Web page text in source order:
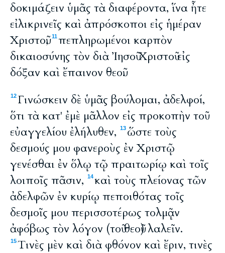
δοκιμάζειν ὑμᾶς τὰ διαφέροντα, ἵνα ἦτε
εἰλικρινεῖς καὶ ἀπρόσκοποι εἰς ἡμέραν
Χριστοῦ,11πεπληρωμένοι καρπὸν
δικαιοσύνης τὸν διὰ Ἰησοῦ Χριστοῦ εἰς
δόξαν καὶ ἔπαινον θεοῦ.
12 Γινώσκειν δὲ ὑμᾶς βούλομαι, ἀδελφοί,
ὅτι τὰ κατ' ἐμὲ μᾶλλον εἰς προκοπὴν τοῦ
εὐαγγελίου ἐλήλυθεν,
13 ὥστε τοὺς
δεσμούς μου φανεροὺς ἐν Χριστῷ
γενέσθαι ἐν ὅλῳ τῷ πραιτωρίῳ καὶ τοῖς
λοιποῖς πᾶσιν,
14καὶ τοὺς πλείονας τῶν
ἀδελφῶν ἐν κυρίῳ πεποιθότας τοῖς
δεσμοῖς μου περισσοτέρως τολμᾷν
ἀφόβως τὸν λόγον (τοῦ θεοῦ) λαλεῖν.
15Τινὲς μὲν καὶ διὰ φθόνον καὶ ἔριν, τινὲς